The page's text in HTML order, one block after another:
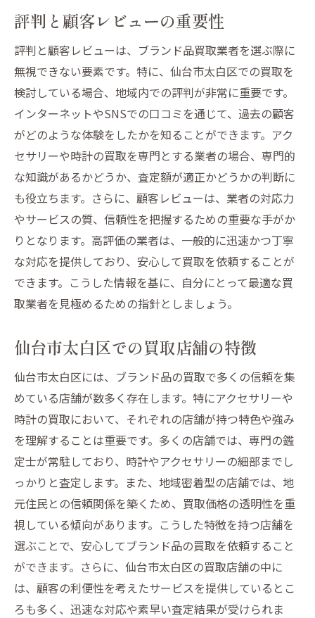
評判と顧客レビューの重要性
評判と顧客レビューは、ブランド品買取業者を選ぶ際に
無視できない要素です。特に、仙台市太白区での買取を
検討している場合、地域内での評判が非常に重要です。
インターネットやSNSでの口コミを通じて、過去の顧客
がどのような体験をしたかを知ることができます。アク
セサリーや時計の買取を専門とする業者の場合、専門的
な知識があるかどうか、査定額が適正かどうかの判断に
も役立ちます。さらに、顧客レビューは、業者の対応力
やサービスの質、信頼性を把握するための重要な手がか
りとなります。高評価の業者は、一般的に迅速かつ丁寧
な対応を提供しており、安心して買取を依頼することが
できます。こうした情報を基に、自分にとって最適な買
取業者を見極めるための指針としましょう。
仙台市太白区での買取店舗の特徴
仙台市太白区には、ブランド品の買取で多くの信頼を集
めている店舗が数多く存在します。特にアクセサリーや
時計の買取において、それぞれの店舗が持つ特色や強み
を理解することは重要です。多くの店舗では、専門の鑑
定士が常駐しており、時計やアクセサリーの細部までし
っかりと査定します。また、地域密着型の店舗では、地
元住民との信頼関係を築くため、買取価格の透明性を重
視している傾向があります。こうした特徴を持つ店舗を
選ぶことで、安心してブランド品の買取を依頼すること
ができます。さらに、仙台市太白区の買取店舗の中に
は、顧客の利便性を考えたサービスを提供しているとこ
ろも多く、迅速な対応や素早い査定結果が受けられま